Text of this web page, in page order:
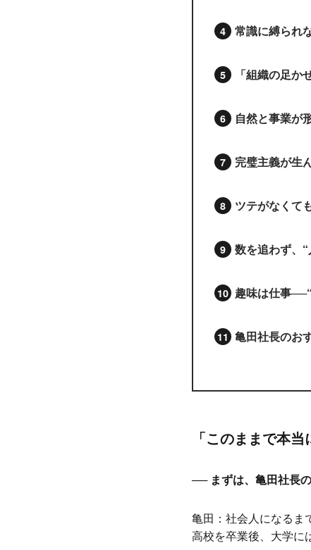
常識に縛られ
「組織の足
自然と事業が
完璧主義が生
ツテがなくて
数を追わず、
趣味は仕事
亀田社長のお
「このままで本
── まずは、亀田社長
亀田：社会人になるま
高校を卒業後、大学に